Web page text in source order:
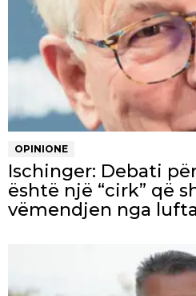
OPINIONE
Ischinger: Debati
është një “cirk” që
vëmendjen nga